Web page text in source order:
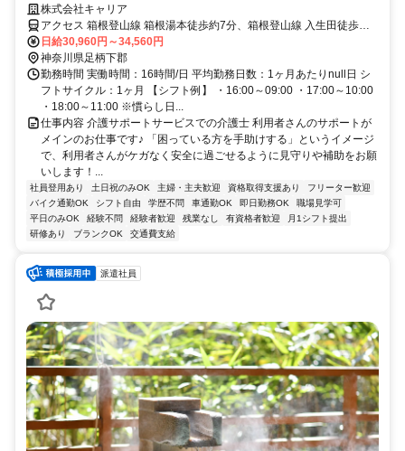
奈川県足柄下郡箱根町周辺≫
株式会社キャリア
アクセス 箱根登山線 箱根湯本徒歩約7分、箱根登山線 入生田徒歩約
18分、箱根登山線 塔ノ沢徒歩約26分
日給30,960円～34,560円
神奈川県足柄下郡
勤務時間 実働時間：16時間/日 平均勤務日数：1ヶ月あたりnull日 シ
フトサイクル：1ヶ月 【シフト例】 ・16:00～09:00 ・17:00～10:00
・18:00～11:00 ※慣らし日...
仕事内容 介護サポートサービスでの介護士 利用者さんのサポートが
メインのお仕事です♪ 「困っている方を手助けする」というイメージ
で、利用者さんがケガなく安全に過ごせるように見守りや補助をお願
いします！...
社員登用あり 土日祝のみOK 主婦・主夫歓迎 資格取得支援あり
フリーター歓迎
バイク通勤OK
シフト自由 学歴不問 車通勤OK 即日勤務OK
職場見学可
平日のみOK
経験不問 経験者歓迎 残業なし 有資格者歓迎
月1シフト提出
研修あり
ブランクOK 交通費支給
派遣社員